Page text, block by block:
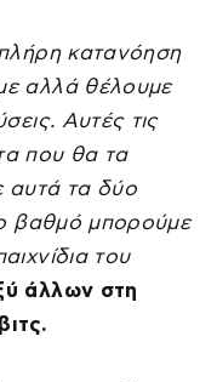
κατανόηση
αλλά θέλουμε
Αυτές τις
που θα τα
αυτά τα δύο
βαθμό μπορούμε
του
άλλων στη